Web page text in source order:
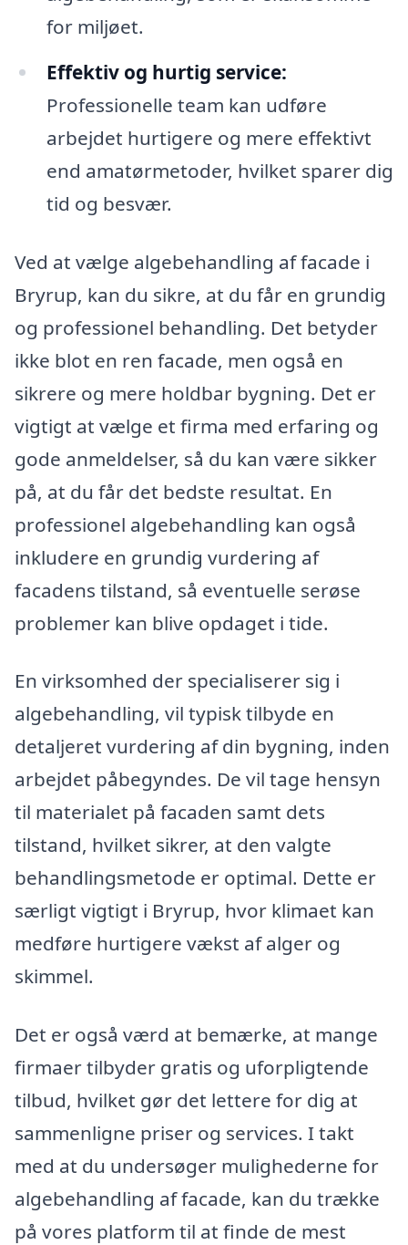
for miljøet.
Effektiv og hurtig service:
Professionelle team kan udføre
arbejdet hurtigere og mere effektivt
end amatørmetoder, hvilket sparer dig
tid og besvær.
Ved at vælge algebehandling af facade i
Bryrup, kan du sikre, at du får en grundig
og professionel behandling. Det betyder
ikke blot en ren facade, men også en
sikrere og mere holdbar bygning. Det er
vigtigt at vælge et firma med erfaring og
gode anmeldelser, så du kan være sikker
på, at du får det bedste resultat. En
professionel algebehandling kan også
inkludere en grundig vurdering af
facadens tilstand, så eventuelle serøse
problemer kan blive opdaget i tide.
En virksomhed der specialiserer sig i
algebehandling, vil typisk tilbyde en
detaljeret vurdering af din bygning, inden
arbejdet påbegyndes. De vil tage hensyn
til materialet på facaden samt dets
tilstand, hvilket sikrer, at den valgte
behandlingsmetode er optimal. Dette er
særligt vigtigt i Bryrup, hvor klimaet kan
medføre hurtigere vækst af alger og
skimmel.
Det er også værd at bemærke, at mange
firmaer tilbyder gratis og uforpligtende
tilbud, hvilket gør det lettere for dig at
sammenligne priser og services. I takt
med at du undersøger mulighederne for
algebehandling af facade, kan du trække
på vores platform til at finde de mest